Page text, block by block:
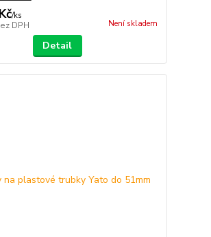
/ks
DPH Není skladem
Detail